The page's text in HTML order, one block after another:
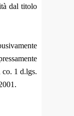
dal titolo
co. 1 d.lgs.